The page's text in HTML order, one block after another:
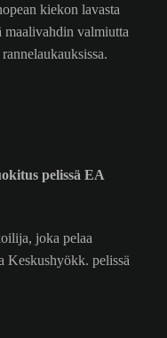
kiekon lavasta
maalivahdin valmiutta
pelissä EA
joka pelaa
Keskushyökk. pelissä